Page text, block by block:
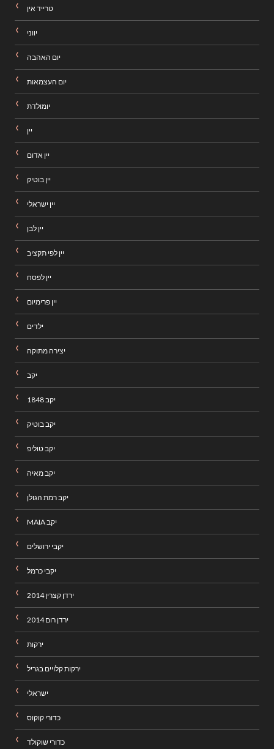
טרייד אין
יווני
יום האהבה
יום העצמאות
יומולדת
יין
יין אדום
יין בוטיק
יין ישראלי
יין לבן
יין לפי תקציב
יין לפסח
יין פרימיום
ילדים
יצירה מתוקה
יקב
יקב 1848
יקב בוטיק
יקב טוליפ
יקב מאיה
יקב רמת הגולן
יקב MAIA
יקבי ירושלים
יקבי כרמל
ירדן קצרין 2014
ירדן רום 2014
ירקות
ירקות קלויים בגריל
ישראלי
כדורי קוקוס
כדורי שוקולד